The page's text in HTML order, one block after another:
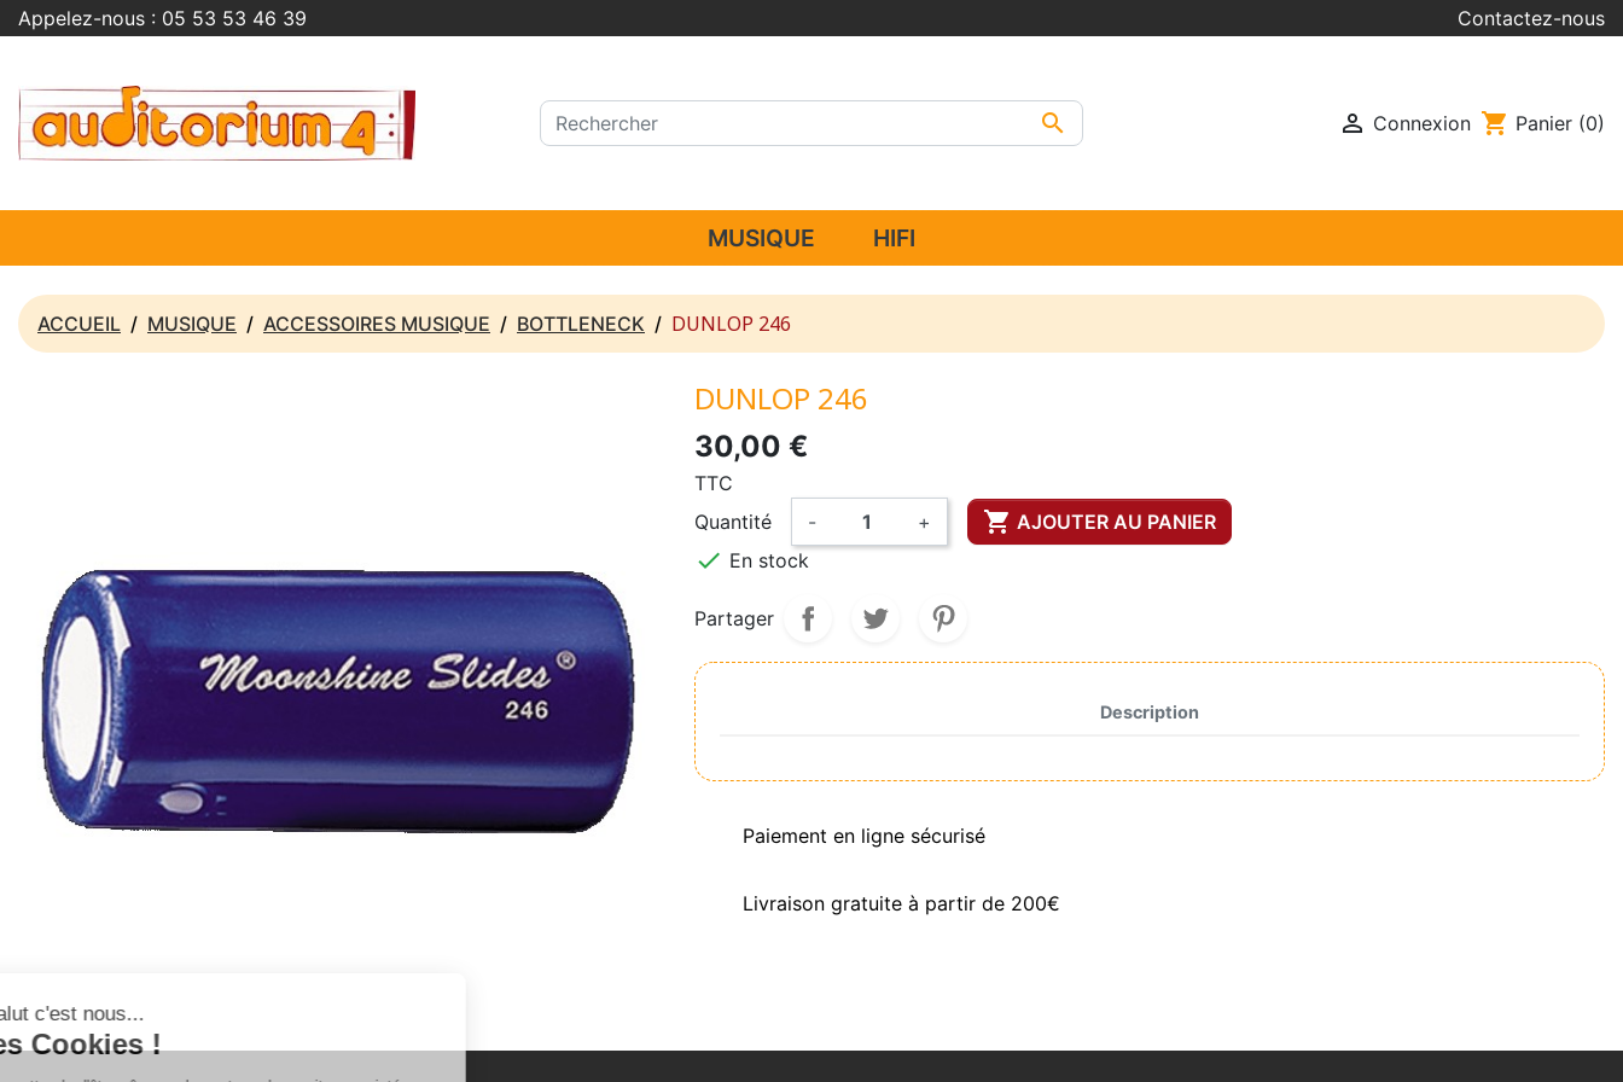
Appelez-nous : 05 53 53 46 39 Contactez-nous
  Connexion shopping_cart Panier (0)
MUSIQUE HIFI
ACCUEIL MUSIQUE ACCESSOIRES MUSIQUE BOTTLENECK DUNLOP 246
DUNLOP 246
30,00 €
TTC
Quantité
- +  AJOUTER AU PANIER
 En stock
Partager
Description
Paiement en ligne sécurisé
Livraison gratuite à partir de 200€
Salut c'est nous...
les Cookies !